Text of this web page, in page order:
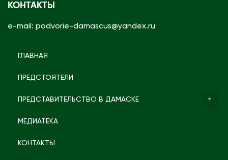
КОНТАКТЫ
e-mail: podvorie-damascus@yandex.ru
ГЛАВНАЯ
ПРЕДСТОЯТЕЛИ
ПРЕДСТАВИТЕЛЬСТВО В ДАМАСКЕ
МЕДИАТЕКА
КОНТАКТЫ